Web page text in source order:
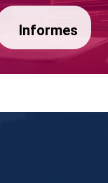
Informes